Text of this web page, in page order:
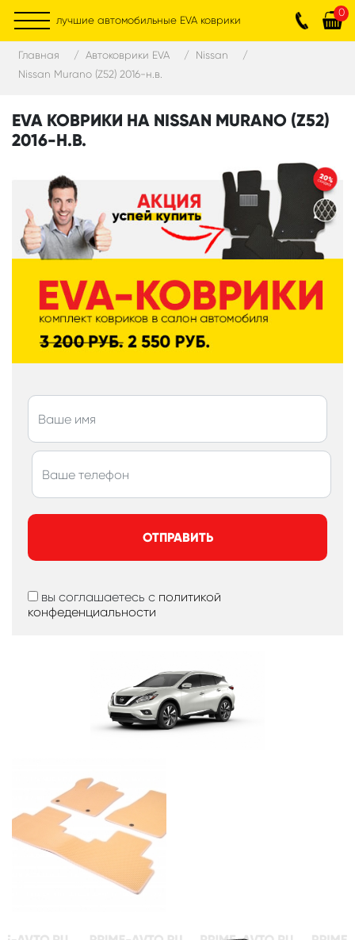
лучшие автомобильные EVA коврики
0
Главная Автоковрики EVA
Nissan
Nissan Murano (Z52) 2016-н.в.
EVA КОВРИКИ НА NISSAN MURANO (Z52)
2016-Н.В.
ОТПРАВИТЬ
вы соглашаетесь с политикой
конфеденциальности